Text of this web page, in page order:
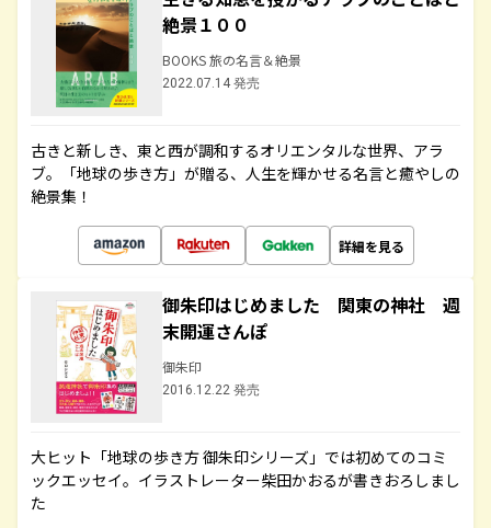
絶景１００
BOOKS 旅の名言＆絶景
2022.07.14 発売
古きと新しき、東と西が調和するオリエンタルな世界、アラ
ブ。「地球の歩き方」が贈る、人生を輝かせる名言と癒やしの
絶景集！
詳細を見る
御朱印はじめました 関東の神社 週
末開運さんぽ
御朱印
2016.12.22 発売
大ヒット「地球の歩き方 御朱印シリーズ」では初めてのコミ
ックエッセイ。イラストレーター柴田かおるが書きおろしまし
た